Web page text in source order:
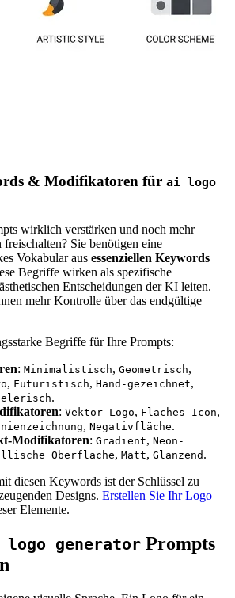
& Modifikatoren für ai logo
wirklich verstärken und noch mehr
Sie benötigen eine
Vokabular aus essenziellen Keywords
Begriffe wirken als spezifische
Entscheidungen der KI leiten.
mehr Kontrolle über das endgültige
Begriffe für Ihre Prompts:
: Minimalistisch, Geometrisch,
, Futuristisch, Hand-gezeichnet,
.
: Vektor-Logo, Flaches Icon,
, Negativfläche.
Modifikatoren: Gradient, Neon-
Oberfläche, Matt, Glänzend .
diesen Keywords ist der Schlüssel zu
Designs. Erstellen Sie Ihr Logo
Elemente.
generator Prompts